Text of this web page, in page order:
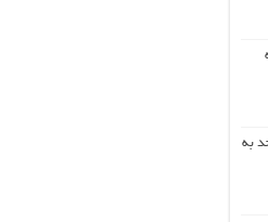
به